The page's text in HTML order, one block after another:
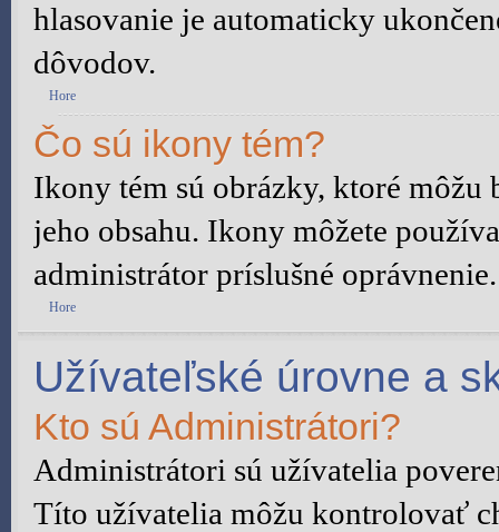
hlasovanie je automaticky
dôvodov.
Hore
Čo sú ikony tém?
Ikony tém sú obrázky, ktoré
jeho obsahu. Ikony môžete
administrátor príslušné oprávnenie.
Hore
Užívateľské úrovne a
Kto sú Administrátori?
Administrátori sú užívatelia
Títo užívatelia môžu kontrolovať